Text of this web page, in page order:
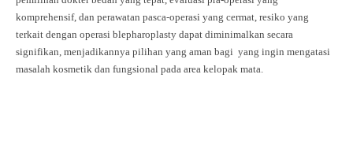
komprehensif, dan perawatan pasca-operasi yang cermat, resiko yang
terkait dengan operasi blepharoplasty dapat diminimalkan secara
signifikan, menjadikannya pilihan yang aman bagi yang ingin mengatasi
masalah kosmetik dan fungsional pada area kelopak mata.